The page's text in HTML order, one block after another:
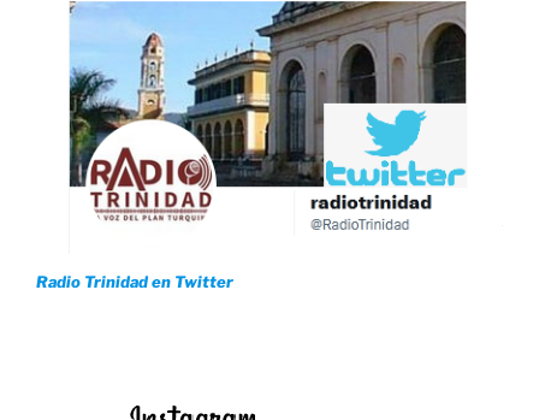
Radio Trinidad en Twitter